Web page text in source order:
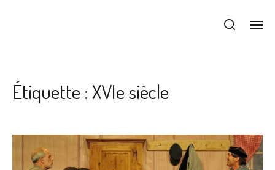
Étiquette :XVIe siècle